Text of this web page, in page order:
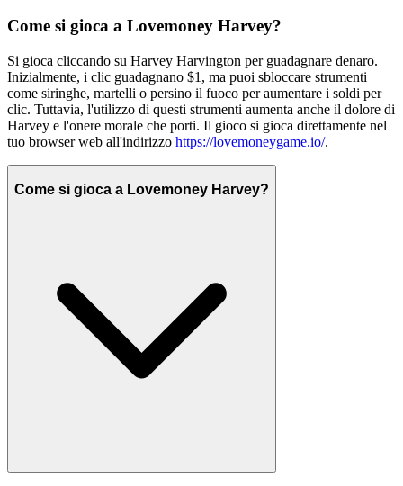
Come si gioca a Lovemoney Harvey?
Si gioca cliccando su Harvey Harvington per guadagnare denaro.
Inizialmente, i clic guadagnano $1, ma puoi sbloccare strumenti
come siringhe, martelli o persino il fuoco per aumentare i soldi per
clic. Tuttavia, l'utilizzo di questi strumenti aumenta anche il dolore di
Harvey e l'onere morale che porti. Il gioco si gioca direttamente nel
tuo browser web all'indirizzo https://lovemoneygame.io/.
Come si gioca a Lovemoney Harvey?